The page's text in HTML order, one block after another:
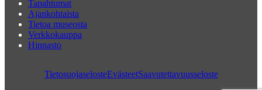
Tapahtumat
Ajankohtaista
Tietoa museosta
Verkkokauppa
Hinnasto
TietosuojaselosteEvästeetSaavutettavuusseloste